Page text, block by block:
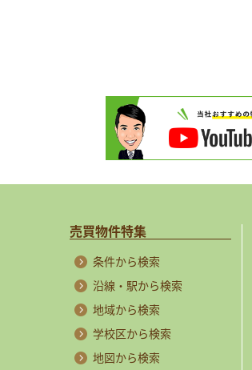
売買物件特集
条件から検索
沿線・駅から検索
地域から検索
学校区から検索
地図から検索